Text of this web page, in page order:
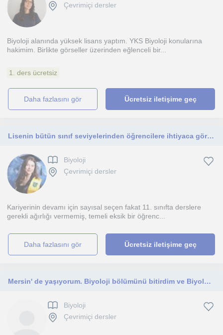
Çevrimiçi dersler
Biyoloji alanında yüksek lisans yaptım. YKS Biyoloji konularına
hakimim. Birlikte görseller üzerinden eğlenceli bir...
1. ders ücretsiz
daha fazlasını gör Ücretsiz iletişime geç
Lisenin bütün sınıf seviyelerinden öğrencilere ihtiyaca göre yazılı sınavlar için ya da YKS sınavı için ders anlatmaya uygunum.
Biyoloji
Çevrimiçi dersler
Kariyerinin devamı için sayısal seçen fakat 11. sınıfta derslere
gerekli ağırlığı vermemiş, temeli eksik bir öğrenc...
daha fazlasını gör Ücretsiz iletişime geç
Mersin' de yaşıyorum. Biyoloji bölümünü bitirdim ve Biyolojiyi başta YKS öğrencileri olmak üzere herkese öğretmeyi isterim.
Biyoloji
Çevrimiçi dersler